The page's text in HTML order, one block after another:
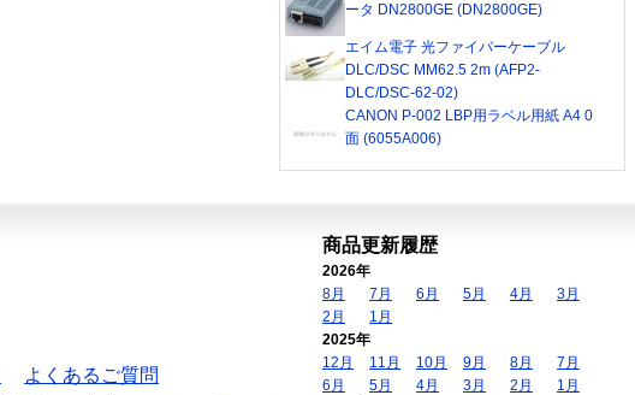
ータ DN2800GE (DN2800GE)
エイム電子 光ファイバーケーブル
DLC/DSC MM62.5 2m (AFP2-
DLC/DSC-62-02)
CANON P-002 LBP用ラベル用紙 A4 0
面 (6055A006)
よくあるご質問
商品更新履歴
2026年
8月
7月 6月 5月 4月
3月
2月
1月
2025年
12月
11月 10月 9月 8月
7月
6月
5月 4月 3月 2月
1月